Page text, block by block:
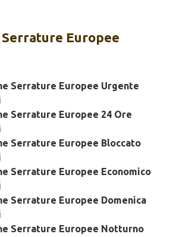
Serrature Europee
Serrature Europee Urgente
Serrature Europee 24 Ore
Serrature Europee Bloccato
Serrature Europee Economico
Serrature Europee Domenica
Serrature Europee Notturno